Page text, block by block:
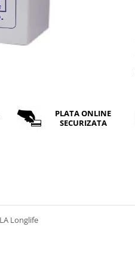
PLATA ONLINE
SECURIZATA
Longlife